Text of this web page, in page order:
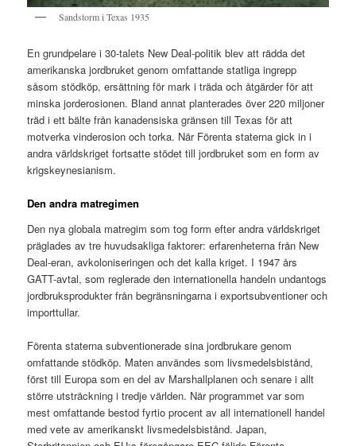
Sandstorm i Texas 1935
En grundpelare i 30-talets New Deal-politik blev att rädda det
amerikanska jordbruket genom omfattande statliga ingrepp
såsom stödköp, ersättning för mark i träda och åtgärder för att
minska jorderosionen. Bland annat planterades över 220 miljoner
träd i ett bälte från kanadensiska gränsen till Texas för att
motverka vinderosion och torka. När Förenta staterna gick in i
andra världskriget fortsatte stödet till jordbruket som en form av
krigskeynesianism.
Den andra matregimen
Den nya globala matregim som tog form efter andra världskriget
präglades av tre huvudsakliga faktorer: erfarenheterna från New
Deal-eran, avkoloniseringen och det kalla kriget. I 1947 års
GATT-avtal, som reglerade den internationella handeln undantogs
jordbruksprodukter från begränsningarna i exportsubventioner och
importtullar.
Förenta staterna subventionerade sina jordbrukare genom
omfattande stödköp. Maten användes som livsmedelsbistånd,
först till Europa som en del av Marshallplanen och senare i allt
större utsträckning i tredje världen. När programmet var som
mest omfattande bestod fyrtio procent av all internationell handel
med vete av amerikanskt livsmedelsbistånd. Japan,